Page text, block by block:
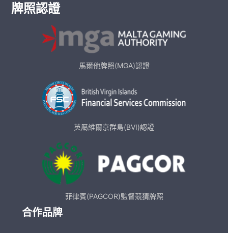
牌照認證
馬爾他牌照(MGA)認證
英屬維爾京群島(BVI)認證
菲律賓(PAGCOR)監督競猜牌照
合作品牌